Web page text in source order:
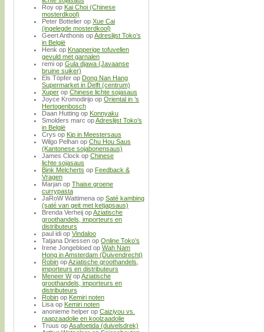
Roy op Kai Choi (Chinese
mosterdkool)
Peter Bottelier op Xue Cai
(ingelegde mosterdkool)
Geert Anthonis opAdreslijst Toko’s
in België
Henk op Knapperige tofuvellen
gevuld met garnalen
remi op Gula djawa (Javaanse
bruine suiker)
Els Töpfer op Dong Nan Hang
Supermarket in Delft (centrum)
Xuper op Chinese lichte sojasaus
Joyce Kromodirijo op Oriental in ’s
Hertogenbosch
Daan Hutting op Konnyaku
Smolders marc opAdreslijst Toko’s
in België
Crys op Kip in Meestersaus
Wilgo Pelhan op Chu Hou Saus
(Kantonese sojabonensaus)
James Clock op Chinese
lichte sojasaus
Bink Melcherts op Feedback &
Vragen
Marjan op Thaise groene
currypasta
JaRoW Wattimena op Saté kambing
(saté van geit met ketjapsaus)
Brenda Verheij opAziatische
groothandels, importeurs en
distributeurs
paul idi op Vindaloo
Tatjana Driessen op Online Toko’s
Irene Jongebloed op Wah Nam
Hong in Amsterdam (Duivendrecht)
Robin opAziatische groothandels,
importeurs en distributeurs
Meneer WopAziatische
groothandels, importeurs en
distributeurs
Robin op Kemiri noten
Lisa op Kemiri noten
anonieme helper op Caiziyou vs.
raapzaadolie en koolzaadolie
Truus opAsafoetida (duivelsdrek)